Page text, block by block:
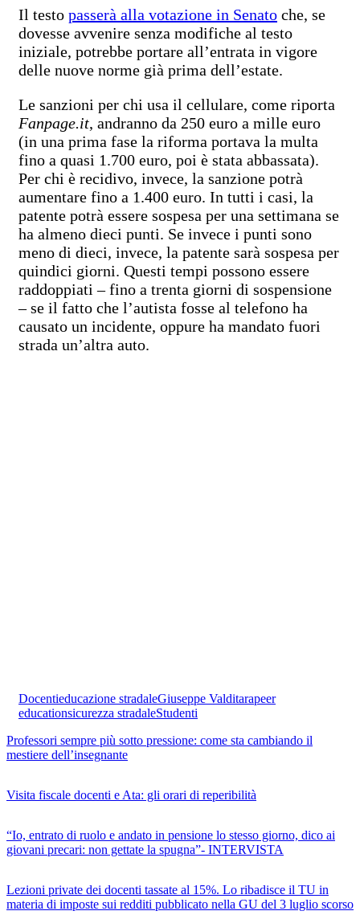
Il testo passerà alla votazione in Senato che, se
dovesse avvenire senza modifiche al testo
iniziale, potrebbe portare all’entrata in vigore
delle nuove norme già prima dell’estate.
Le sanzioni per chi usa il cellulare, come riporta
Fanpage.it, andranno da 250 euro a mille euro
(in una prima fase la riforma portava la multa
fino a quasi 1.700 euro, poi è stata abbassata).
Per chi è recidivo, invece, la sanzione potrà
aumentare fino a 1.400 euro. In tutti i casi, la
patente potrà essere sospesa per una settimana se
ha almeno dieci punti. Se invece i punti sono
meno di dieci, invece, la patente sarà sospesa per
quindici giorni. Questi tempi possono essere
raddoppiati – fino a trenta giorni di sospensione
– se il fatto che l’autista fosse al telefono ha
causato un incidente, oppure ha mandato fuori
strada un’altra auto.
Docentieducazione stradaleGiuseppe Valditarapeer
educationsicurezza stradaleStudenti
Professori sempre più sotto pressione: come sta cambiando il
mestiere dell’insegnante
Visita fiscale docenti e Ata: gli orari di reperibilità
“Io, entrato di ruolo e andato in pensione lo stesso giorno, dico ai
giovani precari: non gettate la spugna”- INTERVISTA
Lezioni private dei docenti tassate al 15%. Lo ribadisce il TU in
materia di imposte sui redditi pubblicato nella GU del 3 luglio scorso